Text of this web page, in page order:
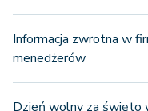
Informacja zwrotna w
menedżerów
Dzień wolny za święto